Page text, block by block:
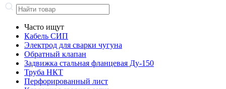
Часто ищут
Кабель СИП
Электрод для сварки чугуна
Обратный клапан
Задвижка стальная фланцевая Ду-150
Труба НКТ
Перфорированный лист